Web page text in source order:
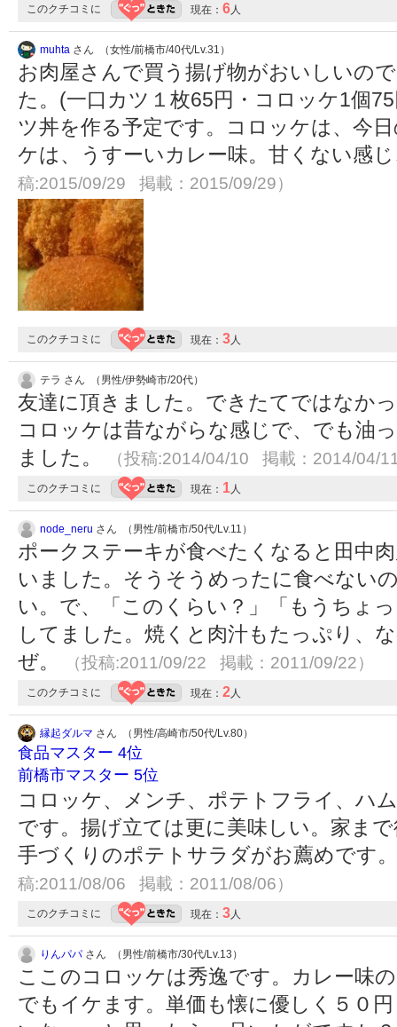
このクチコミに 現在： 6人
muhta さん （女性/前橋市/40代/Lv.31）
お肉屋さんで買う揚げ物がおいしいの
た。(一口カツ１枚65円・コロッケ1個
ツ丼を作る予定です。コロッケは、今
ケは、うすーいカレー味。甘くない感
稿:2015/09/29 掲載：2015/09/29）
このクチコミに 現在： 3人
テラ さん （男性/伊勢崎市/20代）
友達に頂きました。できたてではなか
コロッケは昔ながらな感じで、でも油
ました。
（投稿:2014/04/10 掲載：2014/04/
このクチコミに 現在： 1人
node_neru さん （男性/前橋市/50代/Lv.11）
ポークステーキが食べたくなると田中
いました。そうそうめったに食べない
い。で、「このくらい？」「もうちょ
してました。焼くと肉汁もたっぷり、
ぜ。
（投稿:2011/09/22 掲載：2011/09/22）
このクチコミに 現在： 2人
縁起ダルマ さん （男性/高崎市/50代/Lv.80）
食品マスター 4位
前橋市マスター 5位
コロッケ、メンチ、ポテトフライ、ハ
です。揚げ立ては更に美味しい。家ま
手づくりのポテトサラダがお薦めです
稿:2011/08/06 掲載：2011/08/06）
このクチコミに 現在： 3人
りんパパさん （男性/前橋市/30代/Lv.13）
ここのコロッケは秀逸です。カレー味
でもイケます。単価も懐に優しく５０